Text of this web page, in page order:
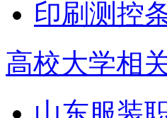
印刷测控
高校大学相